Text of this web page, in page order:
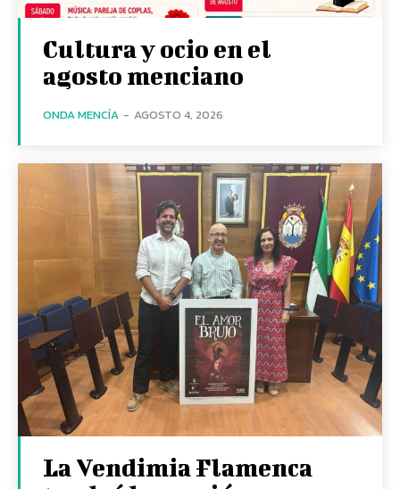
Cultura y ocio en el
agosto menciano
ONDA MENCÍA - AGOSTO 4, 2026
La Vendimia Flamenca